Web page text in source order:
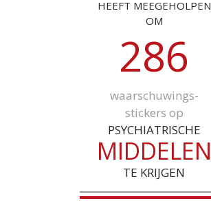
HEEFT MEEGEHOLPEN
OM
286
waarschuwings­
stickers op
PSYCHIATRISCHE
MIDDELEN
TE KRIJGEN